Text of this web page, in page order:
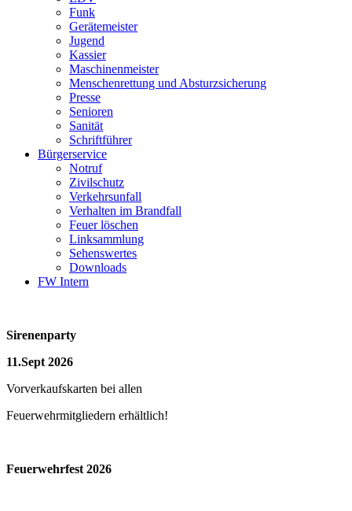
Funk
Gerätemeister
Jugend
Kassier
Maschinenmeister
Menschenrettung und Absturzsicherung
Presse
Senioren
Sanität
Schriftführer
Bürgerservice
Notruf
Zivilschutz
Verkehrsunfall
Verhalten im Brandfall
Feuer löschen
Linksammlung
Sehenswertes
Downloads
FW Intern
Sirenenparty
11.Sept 2026
Vorverkaufskarten bei allen
Feuerwehrmitgliedern erhältlich!
Feuerwehrfest 2026